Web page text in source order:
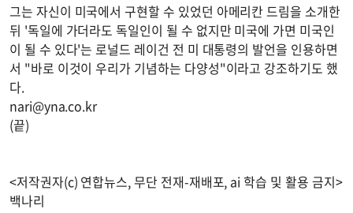
그는 자신이 미국에서 구현할 수 있었던 아메리칸 드림을 소개한
뒤 '독일에 가더라도 독일인이 될 수 없지만 미국에 가면 미국인
이 될 수 있다'는 로널드 레이건 전 미 대통령의 발언을 인용하면
서 "바로 이것이 우리가 기념하는 다양성"이라고 강조하기도 했
다.
nari@yna.co.kr
(끝)
<저작권자(c) 연합뉴스, 무단 전재-재배포, ai 학습 및 활용 금지>
백나리